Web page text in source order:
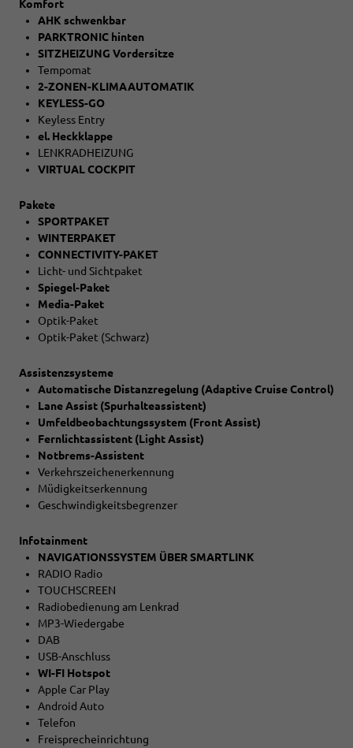
Komfort
AHK schwenkbar
PARKTRONIC hinten
SITZHEIZUNG Vordersitze
Tempomat
2-ZONEN-KLIMAAUTOMATIK
KEYLESS-GO
Keyless Entry
el. Heckklappe
LENKRADHEIZUNG
VIRTUAL COCKPIT
Pakete
SPORTPAKET
WINTERPAKET
CONNECTIVITY-PAKET
Licht- und Sichtpaket
Spiegel-Paket
Media-Paket
Optik-Paket
Optik-Paket (Schwarz)
Assistenzsysteme
Automatische Distanzregelung (Adaptive Cruise Control)
Lane Assist (Spurhalteassistent)
Umfeldbeobachtungssystem (Front Assist)
Fernlichtassistent (Light Assist)
Notbrems-Assistent
Verkehrszeichenerkennung
Müdigkeitserkennung
Geschwindigkeitsbegrenzer
Infotainment
NAVIGATIONSSYSTEM ÜBER SMARTLINK
RADIO Radio
TOUCHSCREEN
Radiobedienung am Lenkrad
MP3-Wiedergabe
DAB
USB-Anschluss
WI-FI Hotspot
Apple Car Play
Android Auto
Telefon
Freisprecheinrichtung